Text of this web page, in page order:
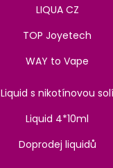
LIQUA CZ
TOP Joyetech
WAY to Vape
Liquid s nikotínovou solí
Liquid 4*10ml
Doprodej liquidů